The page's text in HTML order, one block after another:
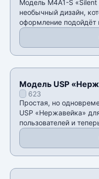
Модель M4A1-S
необычный дизайн,
оформление подойдёт
Модель USP
623
Простая, но
USP «Нержавейка»
пользователей и